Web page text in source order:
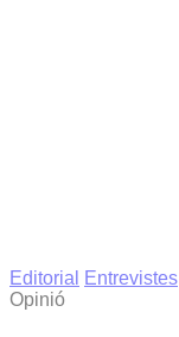
Editorial
Entrevistes
Opinió